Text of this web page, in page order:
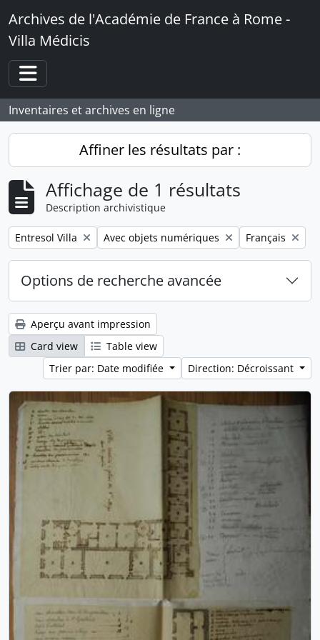
Skip to main content
Archives de l'Académie de France à Rome -
Villa Médicis
Toggle navigation
Inventaires et archives en ligne
Affiner les résultats par :
Affichage de 1 résultats
Description archivistique
Remove filter:
Entresol Villa Remove filter:
Avec objets numériques Remove filter:
Français
Options de recherche avancée
Aperçu avant impression
Card view
Table view
Trier par: Date modifiée
Direction: Décroissant